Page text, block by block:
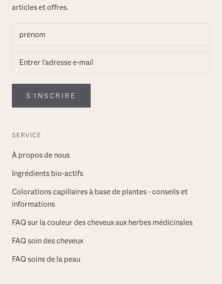
articles et offres.
S'INSCRIRE
SERVICE
À propos de nous
Ingrédients bio-actifs
Colorations capillaires à base de plantes - conseils et
informations
FAQ sur la couleur des cheveux aux herbes médicinales
FAQ soin des cheveux
FAQ soins de la peau